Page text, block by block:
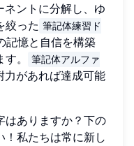
ネントに分解し、ゆ
絞った 筆記体練習ド
記憶と自信を構築
。
筆記体アルファ
力があれば達成可能
はありますか？下の
！私たちは常に新し